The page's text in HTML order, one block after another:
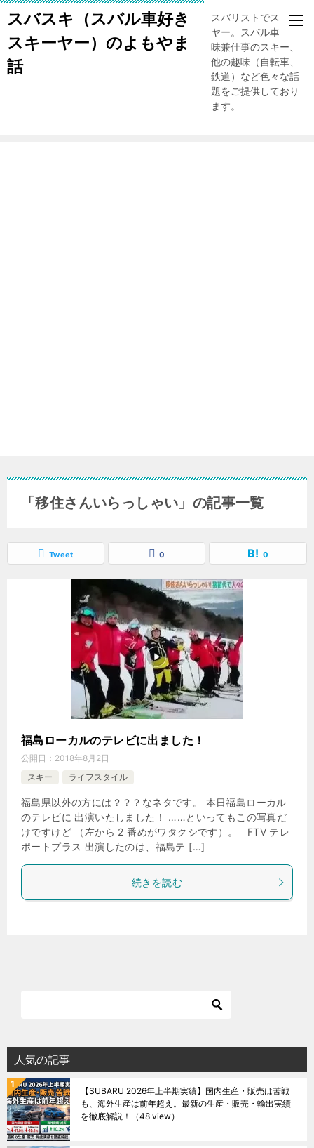
スバスキ（スバル車好き
スキーヤー）のよもやま
話
スバリストでスキー
ヤー。スバル車、趣
味兼仕事のスキー、
他の趣味（自転車、
鉄道）など色々な話
題をご提供しており
ます。
「移住さんいらっしゃい」の記事一覧
Tweet 0 0
福島ローカルのテレビに出ました！
公開日： 2018年8月2日
スキー
ライフスタイル
福島県以外の方には？？？なネタです。 本日福島ローカル
のテレビに 出演いたしました！ ……といってもこの写真だ
けですけど （左から 2 番めがワタクシです）。 FTV テレ
ポートプラス 出演したのは、福島テ […]
続きを読む
人気の記事
【SUBARU 2026年上半期実績】国内生産・販売は苦戦
も、海外生産は前年超え。最新の生産・販売・輸出実績
を徹底解説！
（48 view）